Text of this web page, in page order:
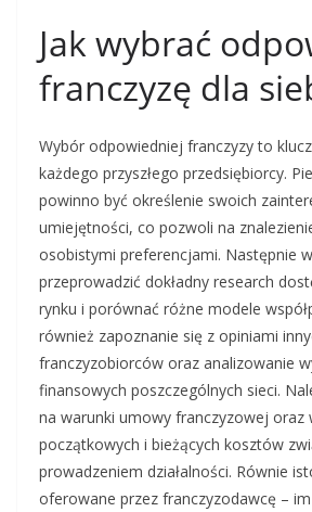
Jak wybrać
franczyzę dla
Wybór odpowiedniej franczyzy to
każdego przyszłego przedsiębiorcy.
powinno być określenie swoich
umiejętności, co pozwoli na
osobistymi preferencjami. Następnie
przeprowadzić dokładny research
rynku i porównać różne modele
również zapoznanie się z opiniami
franczyzobiorców oraz analizowanie
finansowych poszczególnych sieci.
na warunki umowy franczyzowej oraz
początkowych i bieżących kosztów
prowadzeniem działalności. Równie
oferowane przez franczyzodawcę –